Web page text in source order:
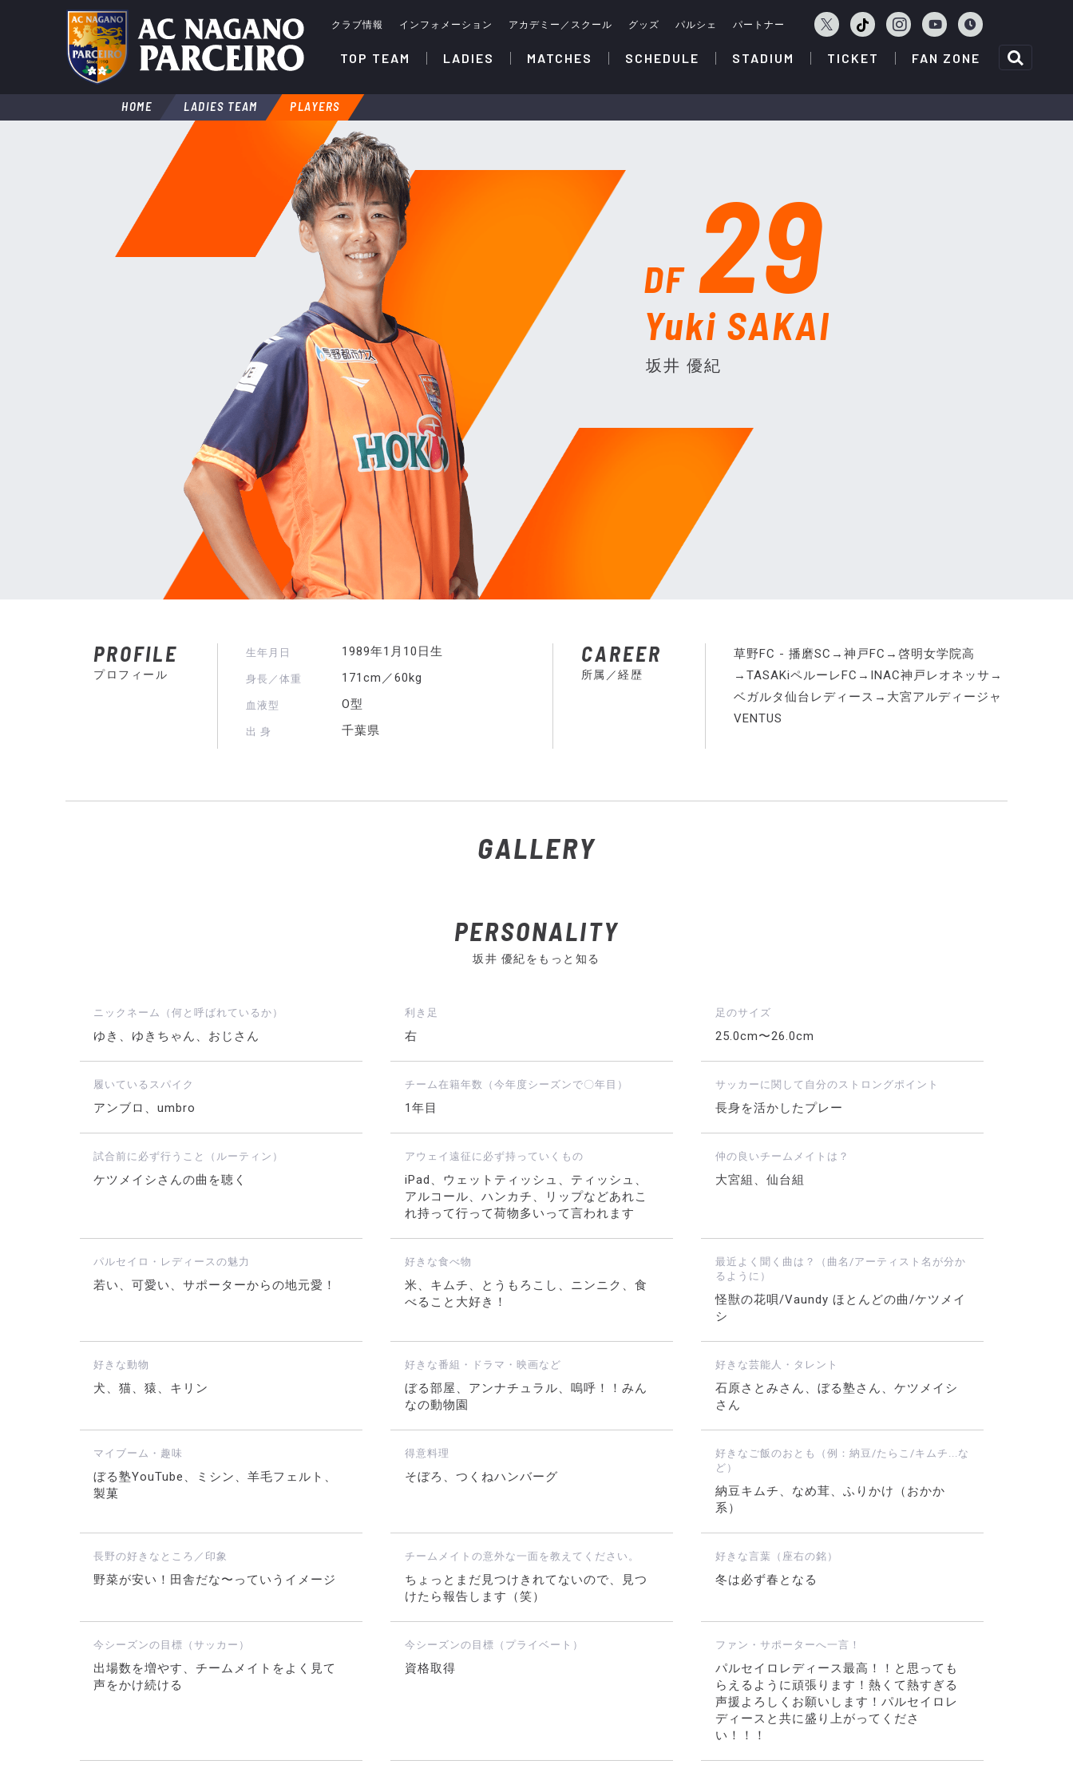
クラブ情報 インフォメーション アカデミー／スクール グッズ パルシェ パートナー
TOP TEAM LADIES MATCHES SCHEDULE STADIUM TICKET FAN ZONE
HOME LADIES TEAM PLAYERS
DF 29
Yuki SAKAI
坂井 優紀
PROFILE
プロフィール
生年月日 1989年1月10日生
身長／体重 171cm／60kg
血液型 O型
出 身 千葉県
CAREER
所属／経歴
草野FC - 播磨SC→神戸FC→啓明女学院高
→TASAKiペルーレFC→INAC神戸レオネッサ→
ベガルタ仙台レディース→大宮アルディージャ
VENTUS
GALLERY
PERSONALITY
坂井 優紀をもっと知る
ニックネーム（何と呼ばれているか）
ゆき、ゆきちゃん、おじさん
利き足
右
足のサイズ
25.0cm〜26.0cm
履いているスパイク
アンブロ、umbro
チーム在籍年数（今年度シーズンで〇年目）
1年目
サッカーに関して自分のストロングポイント
長身を活かしたプレー
試合前に必ず行うこと（ルーティン）
ケツメイシさんの曲を聴く
アウェイ遠征に必ず持っていくもの
iPad、ウェットティッシュ、ティッシュ、
アルコール、ハンカチ、リップなどあれこ
れ持って行って荷物多いって言われます
仲の良いチームメイトは？
大宮組、仙台組
パルセイロ・レディースの魅力
若い、可愛い、サポーターからの地元愛！
好きな食べ物
米、キムチ、とうもろこし、ニンニク、食
べること大好き！
最近よく聞く曲は？（曲名/アーティスト名が分か
るように）
怪獣の花唄/Vaundy ほとんどの曲/ケツメイ
シ
好きな動物
犬、猫、猿、キリン
好きな番組・ドラマ・映画など
ぼる部屋、アンナチュラル、嗚呼！！みん
なの動物園
好きな芸能人・タレント
石原さとみさん、ぼる塾さん、ケツメイシ
さん
マイブーム・趣味
ぼる塾YouTube、ミシン、羊毛フェルト、
製菓
得意料理
そぼろ、つくねハンバーグ
好きなご飯のおとも（例：納豆/たらこ/キムチ...な
ど）
納豆キムチ、なめ茸、ふりかけ（おかか
系）
長野の好きなところ／印象
野菜が安い！田舎だな〜っていうイメージ
チームメイトの意外な一面を教えてください。
ちょっとまだ見つけきれてないので、見つ
けたら報告します（笑）
好きな言葉（座右の銘）
冬は必ず春となる
今シーズンの目標（サッカー）
出場数を増やす、チームメイトをよく見て
声をかけ続ける
今シーズンの目標（プライベート）
資格取得
ファン・サポーターへ一言！
パルセイロレディース最高！！と思っても
らえるように頑張ります！熱くて熱すぎる
声援よろしくお願いします！パルセイロレ
ディースと共に盛り上がってくださ
い！！！